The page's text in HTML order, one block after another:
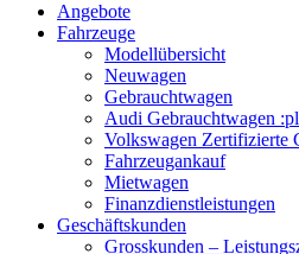
Angebote
Fahrzeuge
Modellübersicht
Neuwagen
Gebrauchtwagen
Audi Gebrauchtwagen
Volkswagen Zertifizierte
Fahrzeugankauf
Mietwagen
Finanzdienstleistungen
Geschäftskunden
Grosskunden –